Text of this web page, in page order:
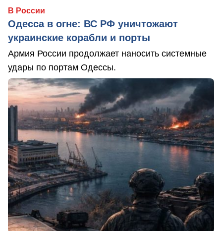
В России
Одесса в огне: ВС РФ уничтожают
украинские корабли и порты
Армия России продолжает наносить системные
удары по портам Одессы.